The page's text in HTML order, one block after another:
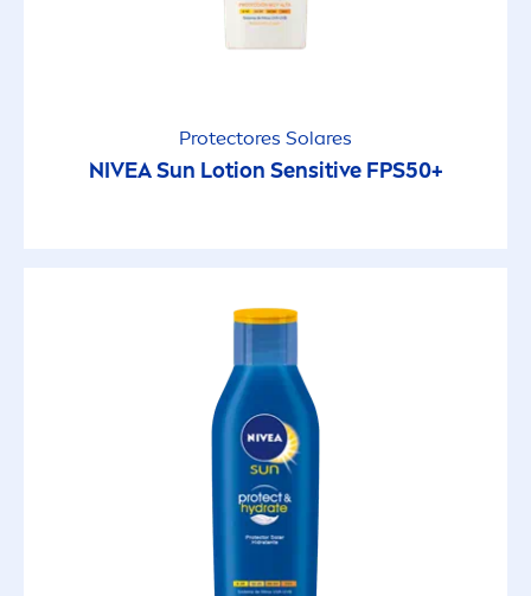
Protectores Solares
NIVEA Sun Lotion SensitiveFPS50+